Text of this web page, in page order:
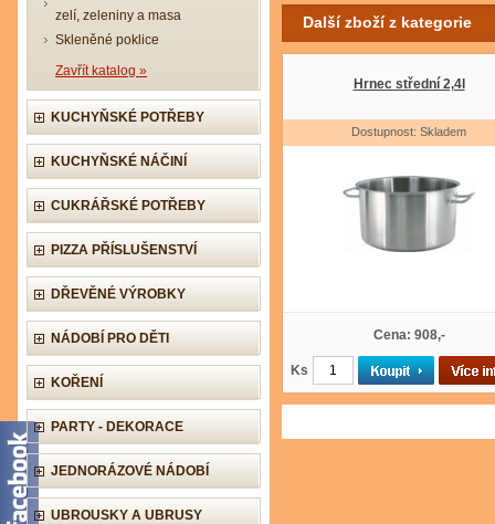
zelí, zeleniny a masa
Skleněné poklice
Zavřít katalog »
KUCHYŇSKÉ POTŘEBY
KUCHYŇSKÉ NÁČINÍ
CUKRÁŘSKÉ POTŘEBY
PIZZA PŘÍSLUŠENSTVÍ
DŘEVĚNÉ VÝROBKY
NÁDOBÍ PRO DĚTI
KOŘENÍ
PARTY - DEKORACE
JEDNORÁZOVÉ NÁDOBÍ
UBROUSKY A UBRUSY
Další zboží z kategorie
Hrnec střední 2,4l
Dostupnost: Skladem
Cena: 908,-
Ks